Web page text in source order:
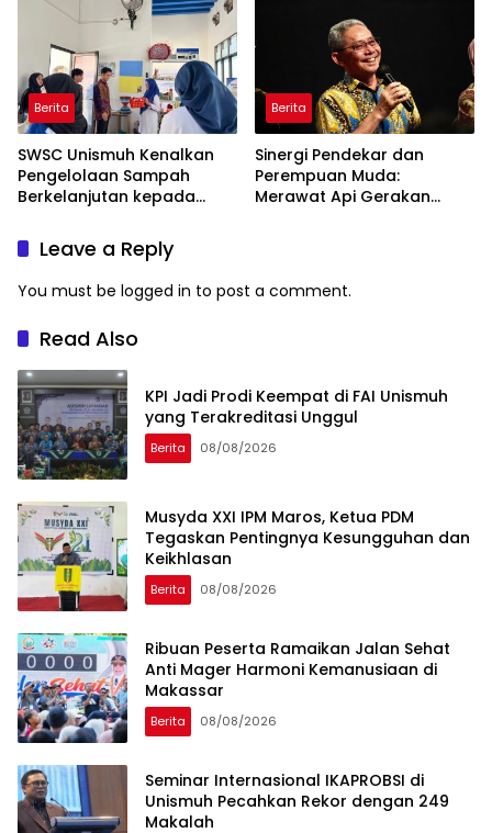
Berita
SWSC Unismuh Kenalkan
Pengelolaan Sampah
Berkelanjutan kepada
Visit
Berita
Sinergi Pendekar dan
Perempuan Muda:
Merawat Api Gerakan
Leave a Reply
You must be logged in to post a comment.
Read Also
KPI Jadi Prodi Keempat di FAI Unismuh
yang Terakreditasi Unggul
Berita 08/08/2026
Musyda XXI IPM Maros, Ketua PDM
Tegaskan Pentingnya Kesungguhan dan
Keikhlasan
Berita 08/08/2026
Ribuan Peserta Ramaikan Jalan Sehat
Anti Mager Harmoni Kemanusiaan di
Makassar
Berita 08/08/2026
Seminar Internasional IKAPROBSI di
Unismuh Pecahkan Rekor dengan 249
Makalah